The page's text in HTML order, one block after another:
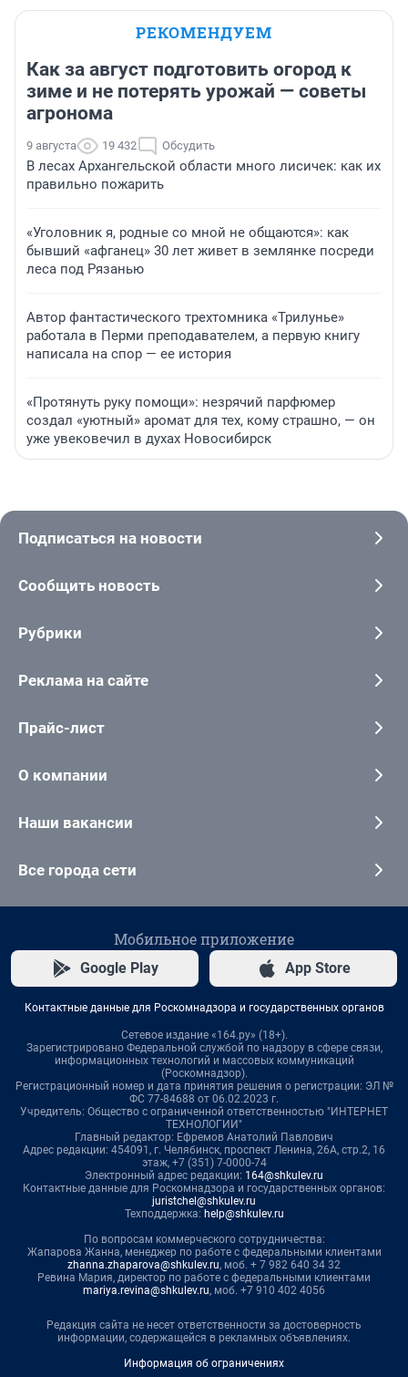
РЕКОМЕНДУЕМ
Как за август подготовить огород к
зиме и не потерять урожай — советы
агронома
9 августа 19 432 Обсудить
В лесах Архангельской области много лисичек: как их
правильно пожарить
«Уголовник я, родные со мной не общаются»: как
бывший «афганец» 30 лет живет в землянке посреди
леса под Рязанью
Автор фантастического трехтомника «Трилунье»
работала в Перми преподавателем, а первую книгу
написала на спор — ее история
«Протянуть руку помощи»: незрячий парфюмер
создал «уютный» аромат для тех, кому страшно, — он
уже увековечил в духах Новосибирск
Подписаться на новости
Сообщить новость
Рубрики
Реклама на сайте
Прайс-лист
О компании
Наши вакансии
Все города сети
Мобильное приложение
Google Play App Store
Контактные данные для Роскомнадзора и государственных органов
Сетевое издание «164.ру» (18+).
Зарегистрировано Федеральной службой по надзору в сфере связи,
информационных технологий и массовых коммуникаций
(Роскомнадзор).
Регистрационный номер и дата принятия решения о регистрации: ЭЛ №
ФС 77-84688 от 06.02.2023 г.
Учредитель: Общество с ограниченной ответственностью "ИНТЕРНЕТ
ТЕХНОЛОГИИ"
Главный редактор: Ефремов Анатолий Павлович
Адрес редакции: 454091, г. Челябинск, проспект Ленина, 26А, стр.2, 16
этаж, +7 (351) 7-0000-74
Электронный адрес редакции: 164@shkulev.ru
Контактные данные для Роскомнадзора и государственных органов:
juristchel@shkulev.ru
Техподдержка: help@shkulev.ru
По вопросам коммерческого сотрудничества:
Жапарова Жанна, менеджер по работе с федеральными клиентами
zhanna.zhaparova@shkulev.ru, моб. + 7 982 640 34 32
Ревина Мария, директор по работе с федеральными клиентами
mariya.revina@shkulev.ru, моб. +7 910 402 4056
Редакция сайта не несет ответственности за достоверность
информации, содержащейся в рекламных объявлениях.
Информация об ограничениях